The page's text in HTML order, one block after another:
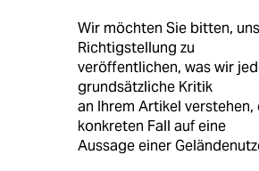
Wir möchten Sie bitten,
Richtigstellung zu
veröffentlichen, was wir
grundsätzliche Kritik
an Ihrem Artikel verstehen,
konkreten Fall auf eine
Aussage einer